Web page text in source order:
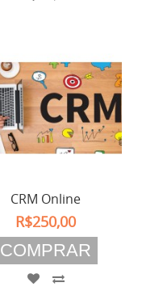
CRM Online
R$250,00
COMPRAR